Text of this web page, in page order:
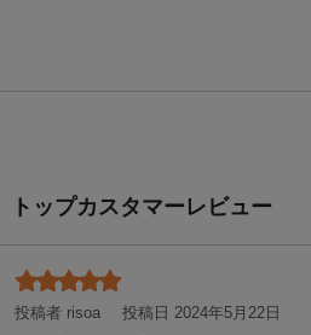
トップカスタマーレビュー
投稿者 risoa
投稿日 2024年5月22日